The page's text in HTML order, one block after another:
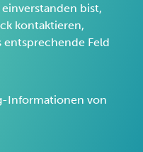
bist,
kontaktieren,
Feld
Informationen von